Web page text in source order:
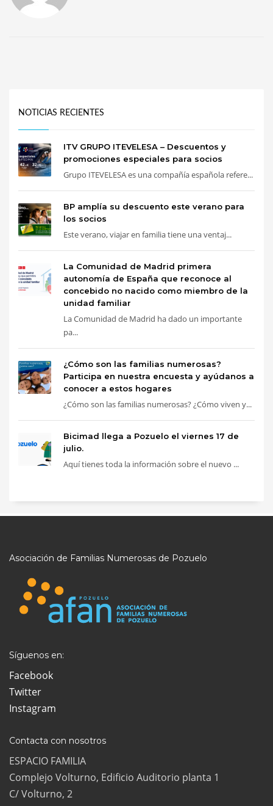
NOTICIAS RECIENTES
ITV GRUPO ITEVELESA – Descuentos y
promociones especiales para socios
Grupo ITEVELESA es una compañía española refere...
BP amplía su descuento este verano para
los socios
Este verano, viajar en familia tiene una ventaj...
La Comunidad de Madrid primera
autonomía de España que reconoce al
concebido no nacido como miembro de la
unidad familiar
La Comunidad de Madrid ha dado un importante
pa...
¿Cómo son las familias numerosas?
Participa en nuestra encuesta y ayúdanos a
conocer a estos hogares
¿Cómo son las familias numerosas? ¿Cómo viven y...
Bicimad llega a Pozuelo el viernes 17 de
julio.
Aquí tienes toda la información sobre el nuevo ...
Asociación de Familias Numerosas de Pozuelo
Síguenos en:
Facebook
Twitter
Instagram
Contacta con nosotros
ESPACIO FAMILIA
Complejo Volturno, Edificio Auditorio planta 1
C/ Volturno, 2